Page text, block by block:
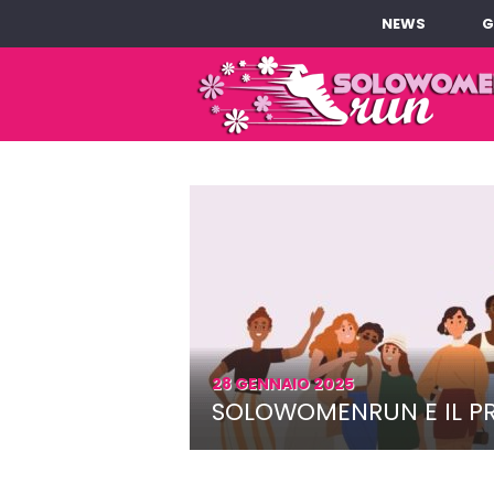
NEWS
28 GENNAIO 2025
SOLOWOMENRUN E IL